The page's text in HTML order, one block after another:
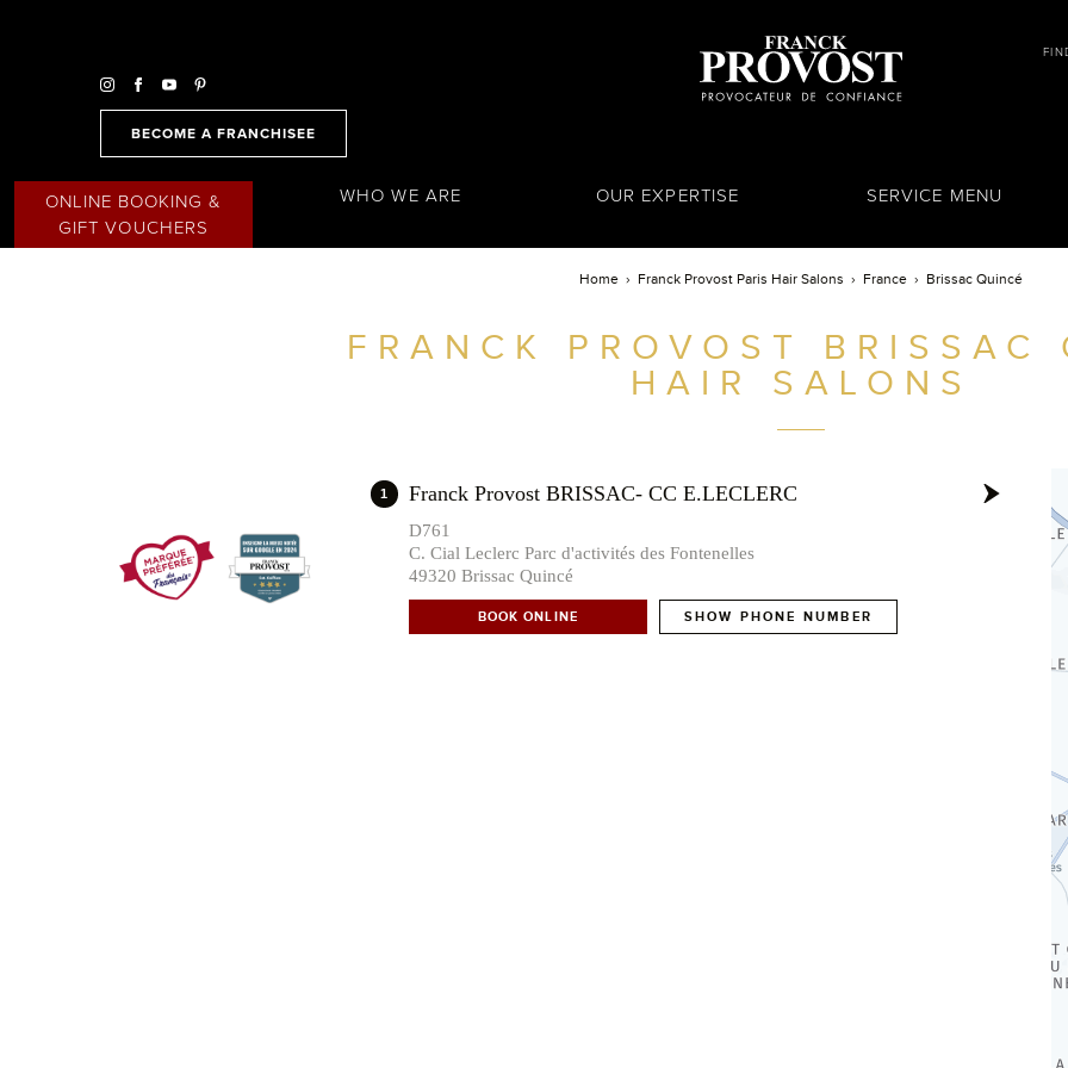
Home Franck Provost Paris Hair Salons France Brissac Quincé
FRANCK PROVOST
BRISSAC
HAIR SALONS
1 Franck Provost BRISSAC- CC E.LECLERC
D761
C. Cial Leclerc Parc d'activités des Fontenelles
49320 Brissac Quincé
BOOK ONLINE SHOW PHONE NUMBER
BECOME A FRANCHISEE
ONLINE BOOKING &
GIFT VOUCHERS
WHO WE ARE OUR EXPERTISE SERVICE MENU